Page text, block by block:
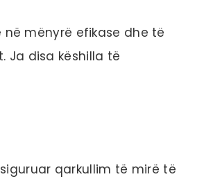
mënyrë efikase dhe të
Ja disa këshilla të
qarkullim të mirë të